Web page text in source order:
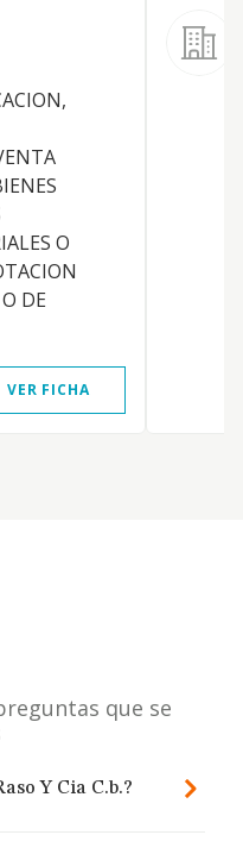
O
DE
VER FICHA
que se
Y Cia C.b.?